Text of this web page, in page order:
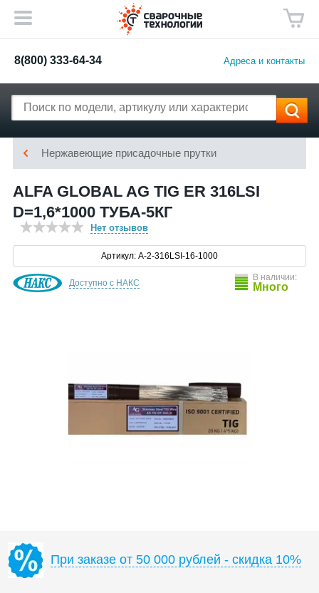
8(800) 333-64-34 Адреса и контакты
Нержавеющие присадочные прутки
ALFA GLOBAL AG TIG ER 316LSI
D=1,6*1000 ТУБА-5КГ
Нет отзывов
Артикул: A-2-316LSI-16-1000
Доступно с НАКС
В наличии:
Много
При заказе от 50 000 рублей - скидка 10%